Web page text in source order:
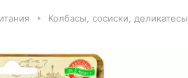
Колбасы, сосиски, деликатесы